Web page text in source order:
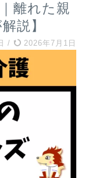
離れた親
説】
/ 2026年7月1日